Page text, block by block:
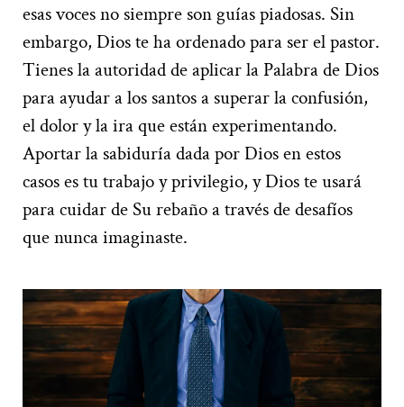
esas voces no siempre son guías piadosas. Sin
embargo, Dios te ha ordenado para ser el pastor.
Tienes la autoridad de aplicar la Palabra de Dios
para ayudar a los santos a superar la confusión,
el dolor y la ira que están experimentando.
Aportar la sabiduría dada por Dios en estos
casos es tu trabajo y privilegio, y Dios te usará
para cuidar de Su rebaño a través de desafíos
que nunca imaginaste.